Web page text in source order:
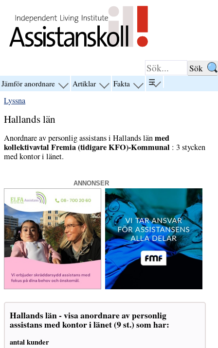
Jämför anordnare visa Artiklar visa Fakta visa
☰visa
menyn
Lyssna
Hallands län
Anordnare av personlig assistans i Hallands länmed
kollektivavtal Fremia (tidigare KFO)-Kommunal : 3 stycken
med kontor i länet.
ANNONSER
Hallands län - visa anordnare av personlig
assistans med kontor i länet (9 st.) som har:
antal kunder